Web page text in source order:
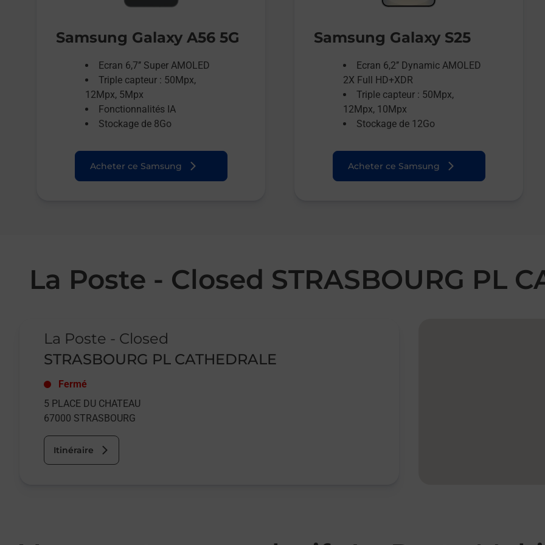
Samsung Galaxy A56 5G
Ecran 6,7’’ Super AMOLED
Triple capteur : 50Mpx,
12Mpx, 5Mpx
Fonctionnalités IA
Stockage de 8Go
Acheter ce Samsung
Samsung Galaxy S25
Ecran 6,2’’ Dynamic AMOLED
2X Full HD+XDR
Triple capteur : 50Mpx,
12Mpx, 10Mpx
Stockage de 12Go
Acheter ce Samsung
La Poste - Closed STRASBOURG PL
La Poste - Closed
STRASBOURG PL CATHEDRALE
Fermé
5 PLACE DU CHATEAU
67000 STRASBOURG
Itinéraire